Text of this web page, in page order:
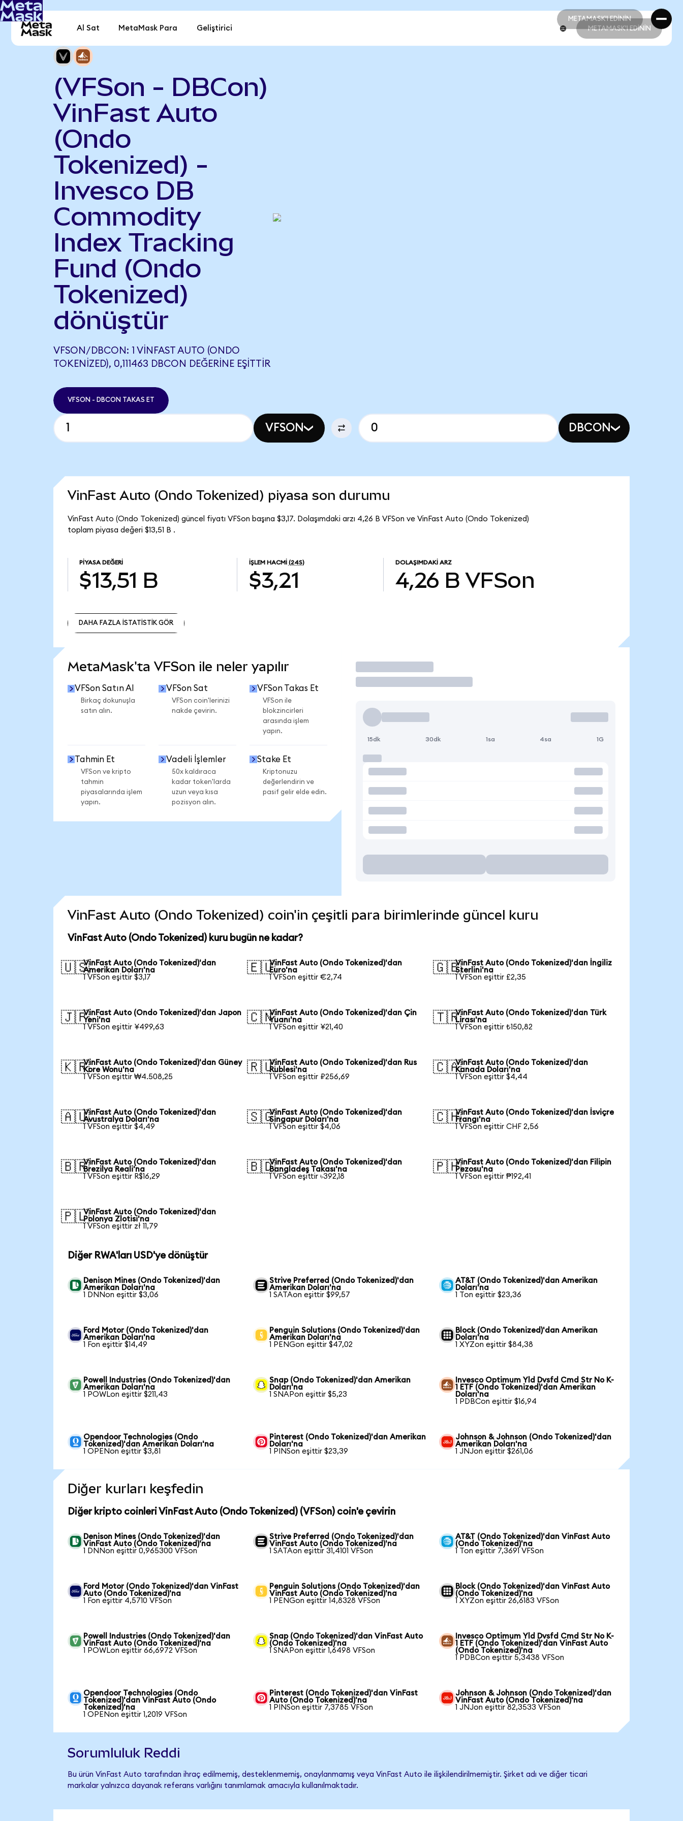
METAMASK'I EDİNİN
METAMASK'I EDİNİN
Al Sat MetaMask Para Geliştirici METAMASK'I EDİNİN
(VFSon - DBCon)
VinFast Auto
(Ondo
Tokenized) -
Invesco DB
Commodity
Index Tracking
Fund (Ondo
Tokenized)
dönüştür
VFSON/DBCON: 1 VINFAST AUTO (ONDO
TOKENIZED), 0,111463 DBCON DEĞERINE EŞITTIR
VFSON - DBCON TAKAS ET
VFSON DBCON
VinFast Auto (Ondo Tokenized) piyasa son durumu
VinFast Auto (Ondo Tokenized) güncel fiyatı VFSon başına $3,17. Dolaşımdaki arzı 4,26 B VFSon ve VinFast Auto (Ondo Tokenized)
toplam piyasa değeri $13,51 B .
PIYASA DEĞERI
$13,51 B
İŞLEM HACMI (24S)
$3,21
DOLAŞIMDAKI ARZ
4,26 B VFSon
DAHA FAZLA İSTATİSTİK GÖR
MetaMask'ta VFSon ile neler yapılır
VFSon Satın Al
Birkaç dokunuşla
satın alın.
VFSon Sat
VFSon coin'lerinizi
nakde çevirin.
VFSon Takas Et
VFSon ile
blokzincirleri
arasında işlem
yapın.
Tahmin Et
VFSon ve kripto
tahmin
piyasalarında işlem
yapın.
Vadeli İşlemler
50x kaldıraca
kadar token'larda
uzun veya kısa
pozisyon alın.
Stake Et
Kriptonuzu
değerlendirin ve
pasif gelir elde edin.
İşlem Yap
15dk 30dk 1sa 4sa 1G
VinFast Auto (Ondo Tokenized) coin'in çeşitli para birimlerinde güncel kuru
VinFast Auto (Ondo Tokenized) kuru bugün ne kadar?
🇺🇸VinFast Auto (Ondo Tokenized)'dan
Amerikan Doları'na
1 VFSon eşittir $3,17
🇪🇺VinFast Auto (Ondo Tokenized)'dan
Euro'na
1 VFSon eşittir €2,74
🇬🇧VinFast Auto (Ondo Tokenized)'dan İngiliz
Sterlini'na
1 VFSon eşittir £2,35
🇯🇵VinFast Auto (Ondo Tokenized)'dan Japon
Yeni'na
1 VFSon eşittir ¥499,63
🇨🇳VinFast Auto (Ondo Tokenized)'dan Çin
Yuanı'na
1 VFSon eşittir ¥21,40
🇹🇷VinFast Auto (Ondo Tokenized)'dan Türk
Lirası'na
1 VFSon eşittir ₺150,82
🇰🇷VinFast Auto (Ondo Tokenized)'dan Güney
Kore Wonu'na
1 VFSon eşittir ₩4.508,25
🇷🇺VinFast Auto (Ondo Tokenized)'dan Rus
Rublesi'na
1 VFSon eşittir ₽256,69
🇨🇦VinFast Auto (Ondo Tokenized)'dan
Kanada Doları'na
1 VFSon eşittir $4,44
🇦🇺VinFast Auto (Ondo Tokenized)'dan
Avustralya Doları'na
1 VFSon eşittir $4,49
🇸🇬VinFast Auto (Ondo Tokenized)'dan
Singapur Doları'na
1 VFSon eşittir $4,06
🇨🇭VinFast Auto (Ondo Tokenized)'dan İsviçre
Frangı'na
1 VFSon eşittir CHF 2,56
🇧🇷VinFast Auto (Ondo Tokenized)'dan
Brezilya Reali'na
1 VFSon eşittir R$16,29
🇧🇩VinFast Auto (Ondo Tokenized)'dan
Bangladeş Takası'na
1 VFSon eşittir ৳392,18
🇵🇭VinFast Auto (Ondo Tokenized)'dan Filipin
Pezosu'na
1 VFSon eşittir ₱192,41
🇵🇱VinFast Auto (Ondo Tokenized)'dan
Polonya Zlotisi'na
1 VFSon eşittir zł 11,79
Diğer RWA'ları USD'ye dönüştür
Denison Mines (Ondo Tokenized)'dan
Amerikan Doları'na
1 DNNon eşittir $3,06
Strive Preferred (Ondo Tokenized)'dan
Amerikan Doları'na
1 SATAon eşittir $99,57
AT&T (Ondo Tokenized)'dan Amerikan
Doları'na
1 Ton eşittir $23,36
Ford Motor (Ondo Tokenized)'dan
Amerikan Doları'na
1 Fon eşittir $14,49
Penguin Solutions (Ondo Tokenized)'dan
Amerikan Doları'na
1 PENGon eşittir $47,02
Block (Ondo Tokenized)'dan Amerikan
Doları'na
1 XYZon eşittir $84,38
Powell Industries (Ondo Tokenized)'dan
Amerikan Doları'na
1 POWLon eşittir $211,43
Snap (Ondo Tokenized)'dan Amerikan
Doları'na
1 SNAPon eşittir $5,23
Invesco Optimum Yld Dvsfd Cmd Str No K-
1 ETF (Ondo Tokenized)'dan Amerikan
Doları'na
1 PDBCon eşittir $16,94
Opendoor Technologies (Ondo
Tokenized)'dan Amerikan Doları'na
1 OPENon eşittir $3,81
Pinterest (Ondo Tokenized)'dan Amerikan
Doları'na
1 PINSon eşittir $23,39
Johnson & Johnson (Ondo Tokenized)'dan
Amerikan Doları'na
1 JNJon eşittir $261,06
Diğer kurları keşfedin
Diğer kripto coinleri VinFast Auto (Ondo Tokenized) (VFSon) coin'e çevirin
Denison Mines (Ondo Tokenized)'dan
VinFast Auto (Ondo Tokenized)'na
1 DNNon eşittir 0,965300 VFSon
Strive Preferred (Ondo Tokenized)'dan
VinFast Auto (Ondo Tokenized)'na
1 SATAon eşittir 31,4101 VFSon
AT&T (Ondo Tokenized)'dan VinFast Auto
(Ondo Tokenized)'na
1 Ton eşittir 7,3691 VFSon
Ford Motor (Ondo Tokenized)'dan VinFast
Auto (Ondo Tokenized)'na
1 Fon eşittir 4,5710 VFSon
Penguin Solutions (Ondo Tokenized)'dan
VinFast Auto (Ondo Tokenized)'na
1 PENGon eşittir 14,8328 VFSon
Block (Ondo Tokenized)'dan VinFast Auto
(Ondo Tokenized)'na
1 XYZon eşittir 26,6183 VFSon
Powell Industries (Ondo Tokenized)'dan
VinFast Auto (Ondo Tokenized)'na
1 POWLon eşittir 66,6972 VFSon
Snap (Ondo Tokenized)'dan VinFast Auto
(Ondo Tokenized)'na
1 SNAPon eşittir 1,6498 VFSon
Invesco Optimum Yld Dvsfd Cmd Str No K-
1 ETF (Ondo Tokenized)'dan VinFast Auto
(Ondo Tokenized)'na
1 PDBCon eşittir 5,3438 VFSon
Opendoor Technologies (Ondo
Tokenized)'dan VinFast Auto (Ondo
Tokenized)'na
1 OPENon eşittir 1,2019 VFSon
Pinterest (Ondo Tokenized)'dan VinFast
Auto (Ondo Tokenized)'na
1 PINSon eşittir 7,3785 VFSon
Johnson & Johnson (Ondo Tokenized)'dan
VinFast Auto (Ondo Tokenized)'na
1 JNJon eşittir 82,3533 VFSon
Sorumluluk Reddi
Bu ürün VinFast Auto tarafından ihraç edilmemiş, desteklenmemiş, onaylanmamış veya VinFast Auto ile ilişkilendirilmemiştir. Şirket adı ve diğer ticari
markalar yalnızca dayanak referans varlığını tanımlamak amacıyla kullanılmaktadır.